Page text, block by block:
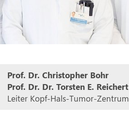
Prof. Dr. Christopher Bohr
Prof. Dr. Dr. Torsten E. Reichert
Leiter Kopf-Hals-Tumor-Zentrum